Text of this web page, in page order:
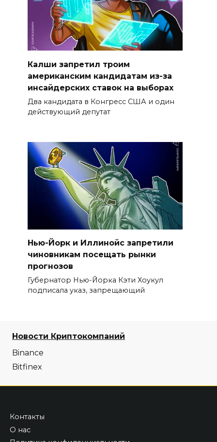
Калши запретил троим
американским кандидатам из-за
инсайдерских ставок на выборах
Два кандидата в Конгресс США и один
действующий депутат
Нью-Йорк и Иллинойс запретили
чиновникам посещать рынки
прогнозов
Губернатор Нью-Йорка Кэти Хоукул
подписала указ, запрещающий
Новости Криптокомпаний
Binance
Bitfinex
Контакты
О нас